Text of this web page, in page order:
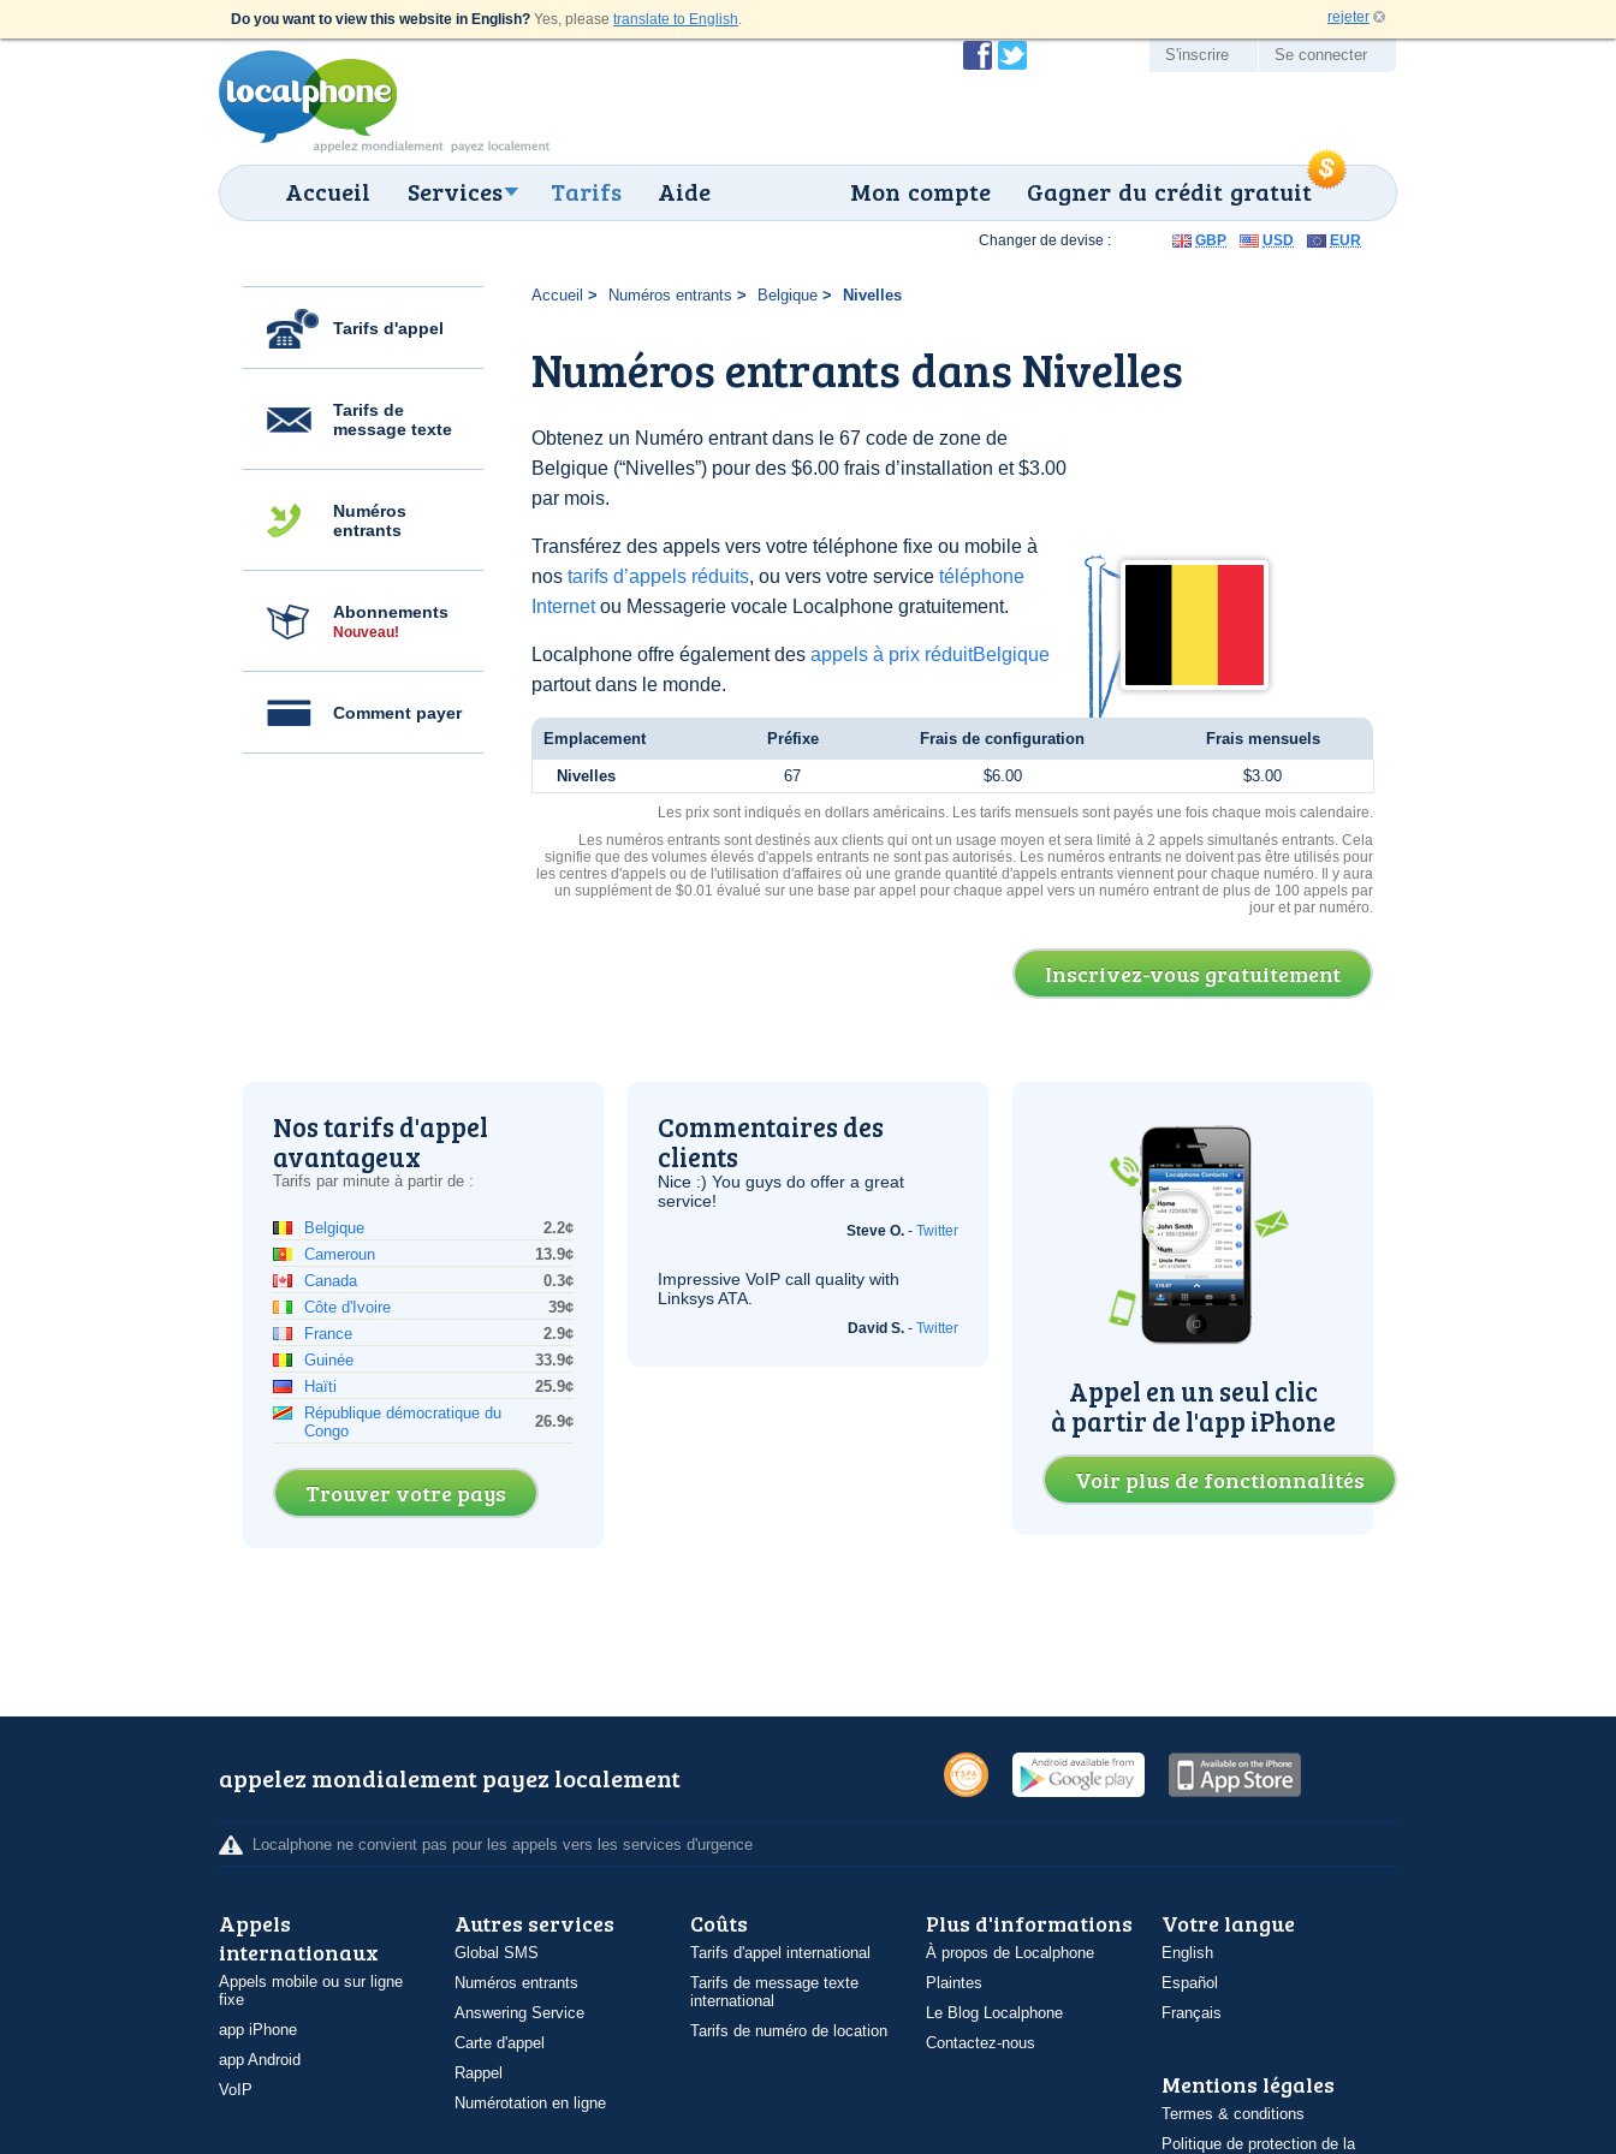
Do you want to view this website in English? Yes, please translate to English. rejeter
Accueil Services Tarifs Aide Gagner du crédit gratuit
Mon compte
S'inscrire Se connecter
Tarifs d'appel
Tarifs de
message texte
Numéros
entrants
Abonnements
Nouveau!
Comment payer
Accueil Numéros entrants Belgique Nivelles
Numéros entrants dans Nivelles
Obtenez un Numéro entrant dans le 67 code de zone de
Belgique (“Nivelles”) pour des $6.00 frais d’installation et $3.00
par mois.
Transférez des appels vers votre téléphone fixe ou mobile à
nos tarifs d’appels réduits, ou vers votre service téléphone
Internetou Messagerie vocale Localphone gratuitement.
Localphone offre également des appels à prix réduitBelgique
partout dans le monde.
Changer de devise : GBP USD EUR
Emplacement Préfixe Frais de configuration Frais mensuels
Nivelles 67 $6.00 $3.00
Les prix sont indiqués en dollars américains. Les tarifs mensuels sont payés une fois chaque mois calendaire.
Les numéros entrants sont destinés aux clients qui ont un usage moyen et sera limité à 2 appels simultanés entrants. Cela
signifie que des volumes élevés d'appels entrants ne sont pas autorisés. Les numéros entrants ne doivent pas être utilisés pour
les centres d'appels ou de l'utilisation d'affaires où une grande quantité d'appels entrants viennent pour chaque numéro. Il y aura
un supplément de $0.01 évalué sur une base par appel pour chaque appel vers un numéro entrant de plus de 100 appels par
jour et par numéro.
Inscrivez-vous gratuitement
Nos tarifs d'appel
avantageux
Tarifs par minute à partir de :
Belgique
2.2¢
Cameroun
13.9¢
Canada
0.3¢
Côte d'Ivoire
39¢
France
2.9¢
Guinée
33.9¢
Haïti
25.9¢
République démocratique du
Congo
26.9¢
Trouver votre pays
Commentaires des
clients
Nice :) You guys do offer a great
service!
Steve O. - Twitter
Impressive VoIP call quality with
LinksysATA
David S. - Twitter
Appel en un seul clic
à partir de l'app iPhone
Voir plus de fonctionnalités
appelez mondialement payez localement
Localphone ne convient pas pour les appels vers les services d'urgence
Appels
internationaux
Appels mobile ou sur ligne
fixe
app iPhone
app Android
VoIP
Autres services
Global SMS
Numéros entrants
Answering Service
Carte d'appel
Rappel
Numérotation en ligne
Coûts
Tarifs d'appel international
Tarifs de message texte
international
Tarifs de numéro de location
Plus d'informations
À propos de Localphone
Plaintes
Le Blog Localphone
Contactez-nous
Votre langue
English
Español
Français
Mentions légales
Termes & conditions
Politique de protection de la